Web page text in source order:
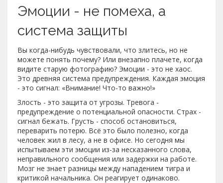
Эмоции - не помеха, а
система защиты
Вы когда-нибудь чувствовали, что злитесь, но не
можете понять почему? Или внезапно плачете, когда
видите старую фотографию? Эмоции - это не хаос.
Это древняя система предупреждения. Каждая эмоция
- это сигнал: «Внимание! Что-то важно!»
Злость - это защита от угрозы. Тревога -
предупреждение о потенциальной опасности. Страх -
сигнал бежать. Грусть - способ остановиться,
переварить потерю. Всё это было полезно, когда
человек жил в лесу, а не в офисе. Но сегодня мы
испытываем эти эмоции из-за несказанного слова,
неправильного сообщения или задержки на работе.
Мозг не знает разницы между нападением тигра и
критикой начальника. Он реагирует одинаково.